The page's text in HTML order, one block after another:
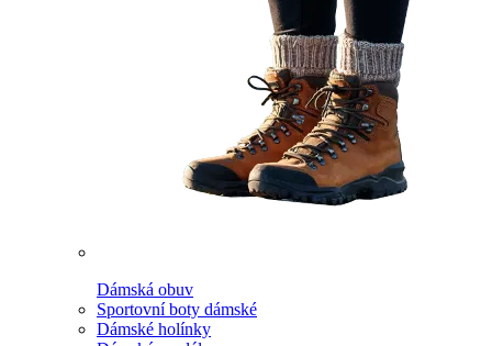
Dámská obuv
Sportovní boty dámské
Dámské holínky